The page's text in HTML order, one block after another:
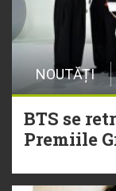
NOUTĂȚI
BTS se
Premiile